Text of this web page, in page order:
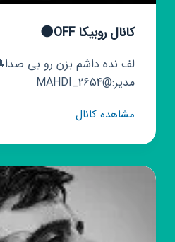
کانال روبیکا OFF🌑
لف نده داشم بزن رو بی
مدیر:@MAHDI_2654
مشاهده کانالکانال
OFF
🌑